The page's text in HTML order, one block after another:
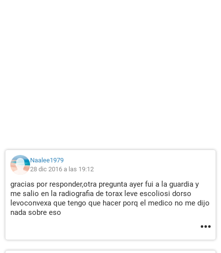
Naalee1979
28 dic 2016 a las 19:12
gracias por responder,otra pregunta ayer fui a la guardia y
me salio en la radiografia de torax leve escoliosi dorso
levoconvexa que tengo que hacer porq el medico no me dijo
nada sobre eso